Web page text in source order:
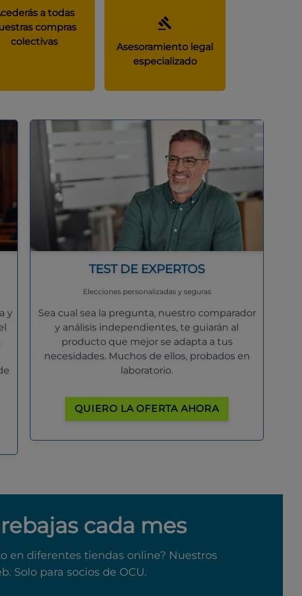
a todas
compras
colectivas
Asesoramiento legal
especializado
y
TEST DE EXPERTOS
Elecciones personalizadas y seguras
Sea cual sea la pregunta, nuestro comparador
y análisis independientes, te guiarán al
producto que mejor se adapta a tus
necesidades. Muchos de ellos, probados en
laboratorio.
QUIERO LA OFERTA AHORA
cada mes
en diferentes tiendas online? Nuestros
Solo para socios de OCU.